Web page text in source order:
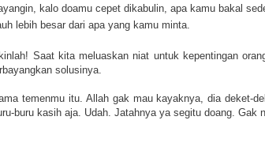
kalo doamu cepet dikabulin, apa kamu bakal
lebih besar dari apa yang kamu minta.
Saat kita meluaskan niat untuk kepentingan
solusinya.
temenmu itu. Allah gak mau kayaknya, dia deket-
buru kasih aja. Udah. Jatahnya ya segitu doang. Gak